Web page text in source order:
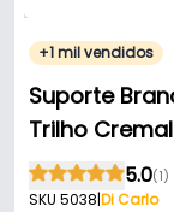
+1 mil vendidos
Suporte
Trilho
5.0(1)
SKU 5038|Di Carlo